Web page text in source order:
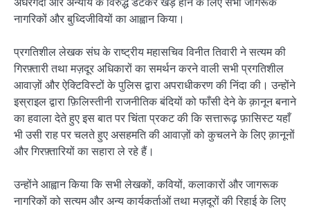
नागरिकों और बुध्दिजीवियों का आह्वान किया।
प्रगतिशील लेखक संघ के राष्ट्रीय महासचिव विनीत तिवारी ने सत्यम की
गिरफ़्तारी तथा मज़दूर अधिकारों का समर्थन करने वाली सभी प्रगतिशील
आवाज़ों और ऐक्टिविस्टों के पुलिस द्वारा अपराधीकरण की निंदा की। उन्होंने
इस्राइल द्वारा फ़िलिस्तीनी राजनीतिक बंदियों को फाँसी देने के क़ानून बनाने
का हवाला देते हुए इस बात पर चिंता प्रकट की कि सत्तारूढ़ फ़ासिस्ट यहाँ
भी उसी राह पर चलते हुए असहमति की आवाज़ों को कुचलने के लिए क़ानूनों
और गिरफ़्तारियों का सहारा ले रहे हैं।
उन्होंने आह्वान किया कि सभी लेखकों, कवियों, कलाकारों और जागरूक
नागरिकों को सत्यम और अन्य कार्यकर्ताओं तथा मज़दूरों की रिहाई के लिए